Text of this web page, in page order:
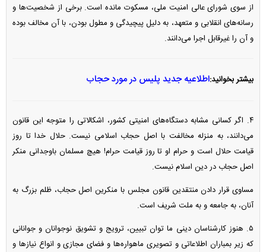
از سوی شورای عالی امنیت ملی، مسکوت مانده است. برخی از شخصیت‌ها و
رسانه‌های انقلابی و متعهد، به دلیل پیچیدگی و مطول بودن، با آن مخالف بوده
و آن را غیرقابل اجرا می‌دانند.
بیشتر بخوانید:اطلاعیه جدید پلیس در مورد حجاب
۴. اگر کسانی مشابه دستگاه‌های امنیتی کشور، اشکالاتی را متوجه این قانون
می‌دانند، به منزله مخالفت با اصل حجاب اسلامی نیست. حلال خدا تا روز
قیامت حلال است و حرام او تا روز قیامت حرام! هیچ مسلمان باوجدانی منکر
اصل حجاب در دین اسلام نیست.
مساوی قرار دادن منتقدین قانون مجلس با منکرین اصل حجاب، ظلم بزرگ به
آنان، به جامعه و به ملت شریف است.
۵. هنوز کارشناسان دینی ما توان تبیین، ترویج و تشویق نوجوانان و جوانانی
که زیر بمباران اطلاعاتی و تصویری ماهواره‌ها و فضای مجازی و انواع نیاز‌ها و